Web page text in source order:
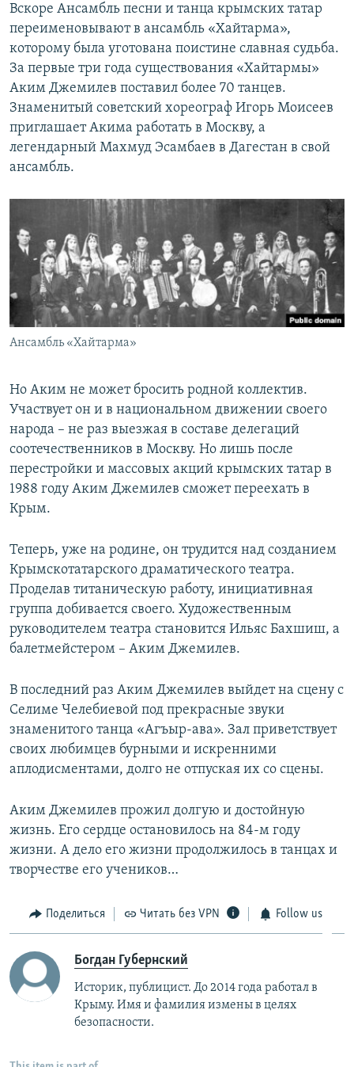
Вскоре Ансамбль песни и танца крымских татар
переименовывают в ансамбль «Хайтарма»,
которому была уготована поистине славная судьба.
За первые три года существования «Хайтармы»
Аким Джемилев поставил более 70 танцев.
Знаменитый советский хореограф Игорь Моисеев
приглашает Акима работать в Москву, а
легендарный Махмуд Эсамбаев в Дагестан в свой
ансамбль.
Ансамбль «Хайтарма»
Но Аким не может бросить родной коллектив.
Участвует он и в национальном движении своего
народа – не раз выезжая в составе делегаций
соотечественников в Москву. Но лишь после
перестройки и массовых акций крымских татар в
1988 году Аким Джемилев сможет переехать в
Крым.
Теперь, уже на родине, он трудится над созданием
Крымскотатарского драматического театра.
Проделав титаническую работу, инициативная
группа добивается своего. Художественным
руководителем театра становится Ильяс Бахшиш, а
балетмейстером – Аким Джемилев.
В последний раз Аким Джемилев выйдет на сцену с
Селиме Челебиевой под прекрасные звуки
знаменитого танца «Агъыр-ава». Зал приветствует
своих любимцев бурными и искренними
аплодисментами, долго не отпуская их со сцены.
Аким Джемилев прожил долгую и достойную
жизнь. Его сердце остановилось на 84-м году
жизни. А дело его жизни продолжилось в танцах и
творчестве его учеников…
Поделиться Читать без VPN Follow us
Богдан Губернский
Историк, публицист. До 2014 года работал в
Крыму. Имя и фамилия измены в целях
безопасности.